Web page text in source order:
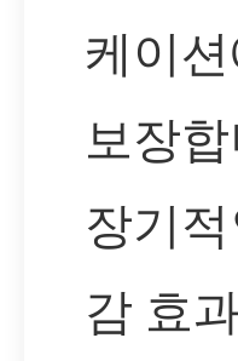
케이
보장
장기
감 효